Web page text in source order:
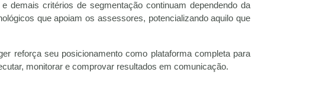
demais critérios de segmentação continuam dependendo da
que apoiam os assessores, potencializando aquilo que
reforça seu posicionamento como plataforma completa para
monitorar e comprovar resultados em comunicação.